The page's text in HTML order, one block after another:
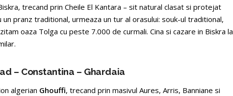
trecand prin Cheile El Kantara – sit natural clasat si protejat
pranz traditional, urmeaza un tur al orasului: souk-ul traditional,
oaza Tolga cu peste 7.000 de curmali. Cina si cazare in Biskra la
– Constantina – Ghardaia
algerian Ghouffi, trecand prin masivul Aures, Arris, Banniane si